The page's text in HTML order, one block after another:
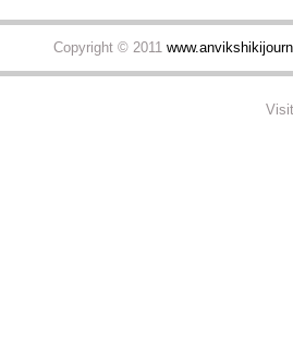
Copyright © 2011